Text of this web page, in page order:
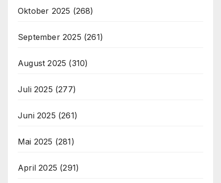
Oktober 2025 (268)
September 2025 (261)
August 2025 (310)
Juli 2025 (277)
Juni 2025 (261)
Mai 2025 (281)
April 2025 (291)